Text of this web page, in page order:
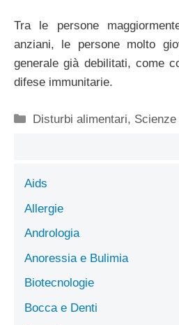
Tra le persone
anziani, le persone molto
generale già debilitati, come
difese immunitarie.
Categorie
Disturbi alimentari,
Aids
Allergie
Andrologia
Anoressia e Bulimia
Biotecnologie
Bocca e Denti